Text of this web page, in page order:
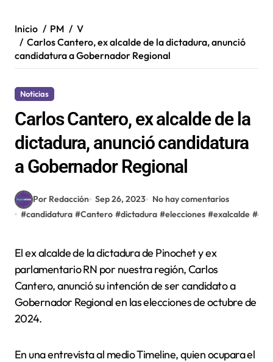
Inicio PM
V
Carlos Cantero, ex alcalde de la dictadura, anunció
candidatura a Gobernador Regional
Noticias
Carlos Cantero, ex alcalde de la
dictadura, anunció candidatura
a Gobernador Regional
Por Redacción Sep 26, 2023
No hay comentarios
#candidatura #Cantero #dictadura #elecciones #exalcalde #
El ex alcalde de la dictadura de Pinochet y ex
parlamentario RN por nuestra región, Carlos
Cantero, anunció su intención de ser candidato a
Gobernador Regional en las elecciones de octubre de
2024.
En una entrevista al medio Timeline, quien ocupara el